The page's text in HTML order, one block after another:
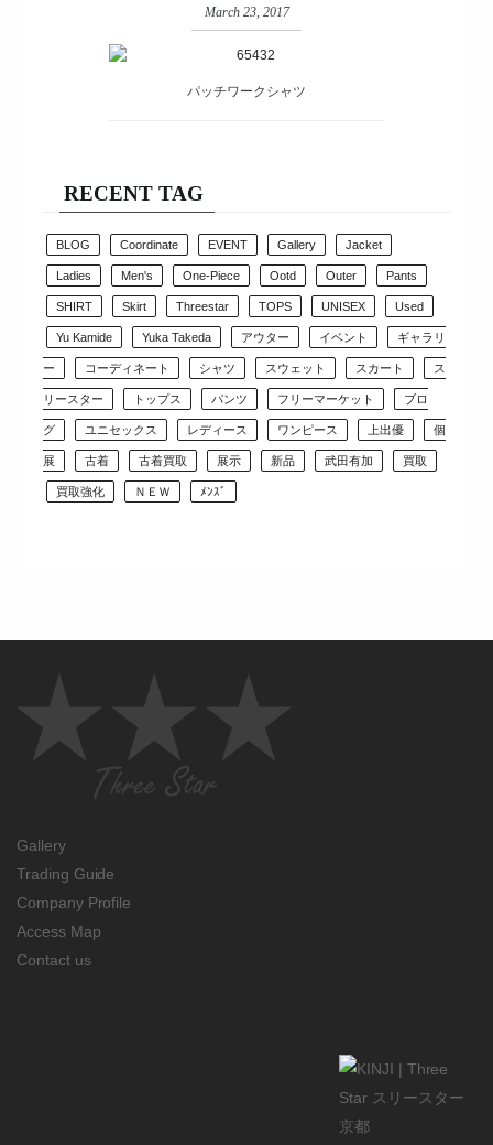
March 23, 2017
パッチワークシャツ
RECENT TAG
BLOG Coordinate EVENT Gallery Jacket
Ladies Men's One-Piece Ootd Outer Pants
SHIRT Skirt Threestar TOPS UNISEX Used
Yu Kamide Yuka Takeda アウター イベント ギャラリ
ー コーディネート シャツ スウェット スカート ス
リースター トップス パンツ フリーマーケット ブロ
グ ユニセックス レディース ワンピース 上出優 個
展 古着 古着買取 展示 新品 武田有加 買取
買取強化 ＮＥＷ ﾒﾝｽﾞ
Gallery
Trading Guide
Company Profile
Access Map
Contact us